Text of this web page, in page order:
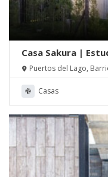
Casa Sakura |
Puertos del Lago,
Casas